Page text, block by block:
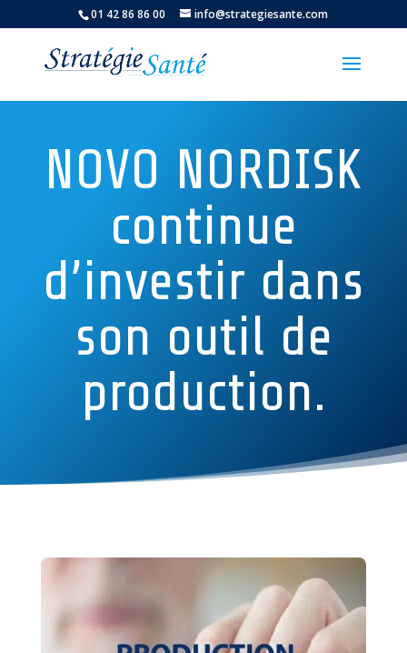
01 42 86 86 00 info@strategiesante.com
NOVO NORDISK
continue
d’investir dans
son outil de
production.